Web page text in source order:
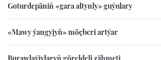
Goturdepäniň «gara altynly» guýulary
«Mawy ýangyjyň» möçberi artýar